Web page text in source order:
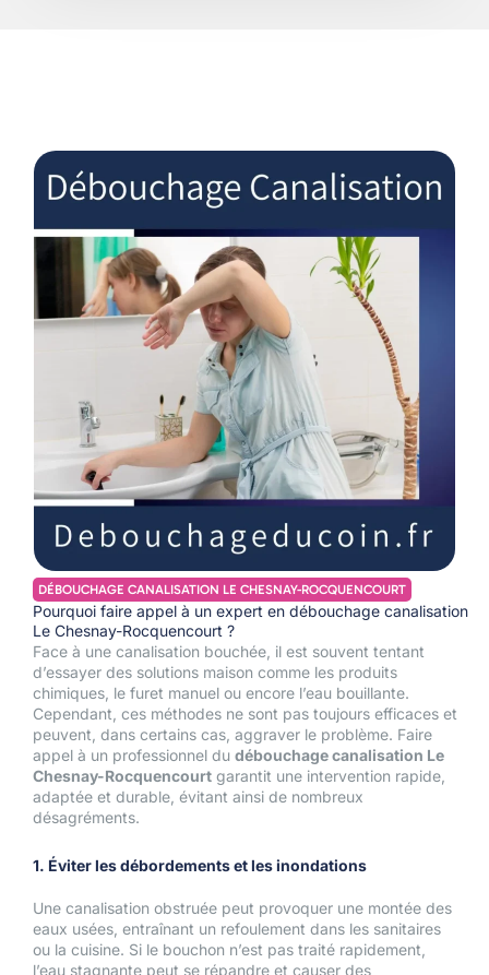
DÉBOUCHAGE CANALISATION LE CHESNAY-ROCQUENCOURT
Pourquoi faire appel à un expert en débouchage canalisation
Le Chesnay-Rocquencourt ?
Face à une canalisation bouchée, il est souvent tentant
d’essayer des solutions maison comme les produits
chimiques, le furet manuel ou encore l’eau bouillante.
Cependant, ces méthodes ne sont pas toujours efficaces et
peuvent, dans certains cas, aggraver le problème. Faire
appel à un professionnel du débouchage canalisation Le
Chesnay-Rocquencourt garantit une intervention rapide,
adaptée et durable, évitant ainsi de nombreux
désagréments.
1. Éviter les débordements et les inondations
Une canalisation obstruée peut provoquer une montée des
eaux usées, entraînant un refoulement dans les sanitaires
ou la cuisine. Si le bouchon n’est pas traité rapidement,
l’eau stagnante peut se répandre et causer des